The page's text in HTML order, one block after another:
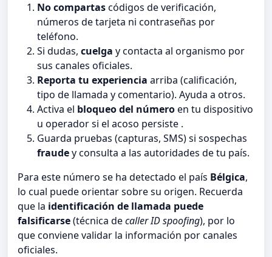
No compartascódigos de verificación,
números de tarjeta ni contraseñas por
teléfono.
Si dudas, cuelga y contacta al organismo por
sus canales oficiales.
Reporta tu experiencia arriba (calificación,
tipo de llamada y comentario). Ayuda a otros.
Activa el bloqueo del númeroen tu dispositivo
u operador si el acoso persiste .
Guarda pruebas (capturas, SMS) si sospechas
fraudey consulta a las autoridades de tu país.
Para este número se ha detectado el país Bélgica,
lo cual puede orientar sobre su origen. Recuerda
que la identificación de llamada puede
falsificarse(técnica decaller ID spoofing), por lo
que conviene validar la información por canales
oficiales.